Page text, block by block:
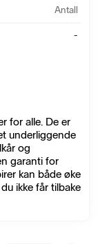
Antall
-
for alle. De er
underliggende
og
garanti for
kan både øke
ikke får tilbake